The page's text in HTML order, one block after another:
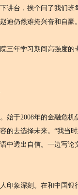
讲台，挨个问了我们
迪仍然难掩兴奋和自豪。
年学习期间高强度的
于2008年的金融危机
的去选择未来。“我当
中透出自信。一边写
象深刻。在和中国银